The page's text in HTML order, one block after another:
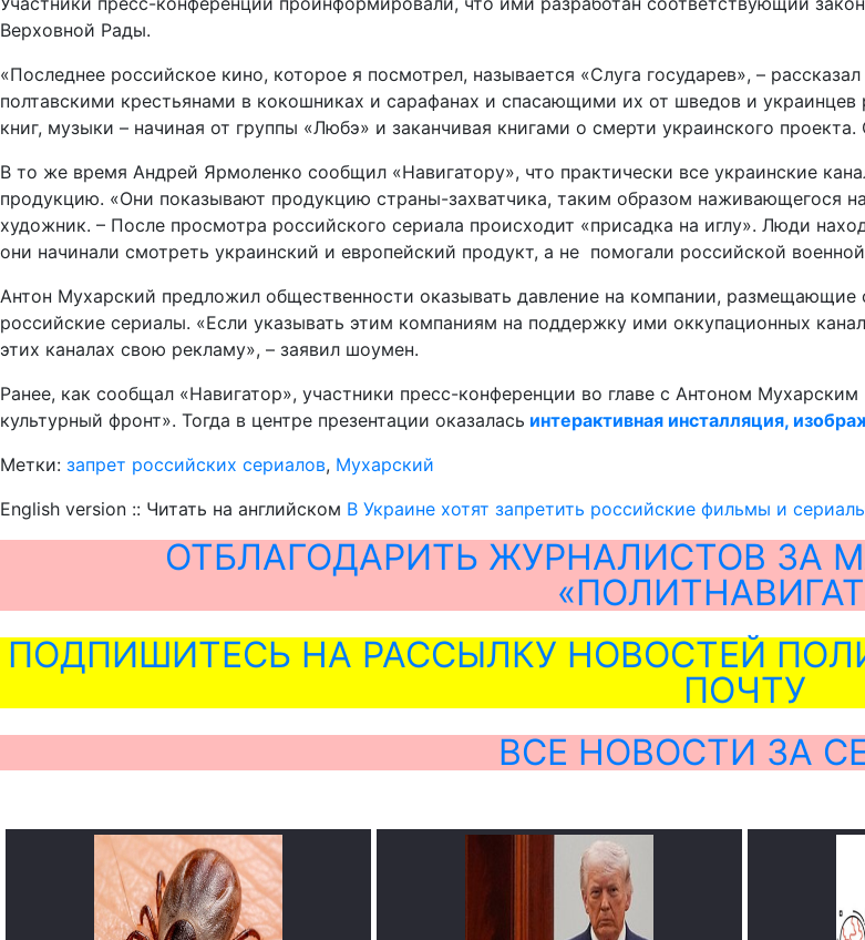
Верховной Рады.
«Последнее российское кино, которое я посмотрел, называется «Слуга государев», –
полтавскими крестьянами в кокошниках и сарафанах и спасающими их от шведов и
книг, музыки – начиная от группы «Любэ» и заканчивая книгами о смерти украинского
В то же время Андрей Ярмоленко сообщил «Навигатору», что практически все украинские
продукцию. «Они показывают продукцию страны-захватчика, таким образом наживающегося
художник. – После просмотра российского сериала происходит «присадка на иглу». Люди
они начинали смотреть украинский и европейский продукт, а не помогали российской
Антон Мухарский предложил общественности оказывать давление на компании,
российские сериалы. «Если указывать этим компаниям на поддержку ими оккупационных
этих каналах свою рекламу», – заявил шоумен.
Ранее, как сообщал «Навигатор», участники пресс-конференции во главе с Антоном
культурный фронт». Тогда в центре презентации оказалась интерактивная инсталляция,
Метки: запрет российских сериалов, Мухарский
English version :: Читать на английском В Украине хотят запретить российские фильмы и
ОТБЛАГОДАРИТЬ ЖУРНАЛИСТОВ ЗА
ПОДПИШИТЕСЬ НА РАССЫЛКУ НОВОСТЕЙ
ПОЧТУ
ВСЕ НОВОСТИ ЗА